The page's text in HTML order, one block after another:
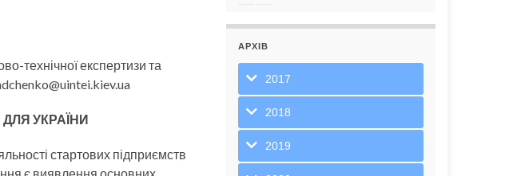
технічної експертизи та
УКРАЇНИ
стартових підприємств
АРХІВ
2017
2018
2019